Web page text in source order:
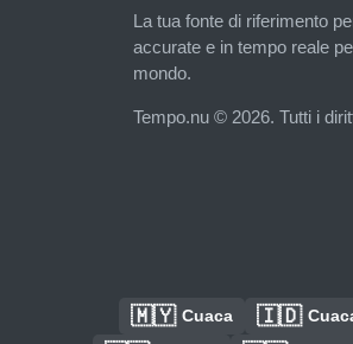
La tua fonte di riferimento
accurate e in tempo reale
mondo.
Tempo.nu © 2026. Tutti i
🇲🇾 Cuaca 🇮🇩